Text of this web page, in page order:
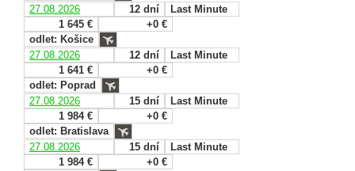
27.08.2026
12 dní
Last Minute
1 645 €
+0 €
odlet: Košice
27.08.2026
12 dní
Last Minute
1 641 €
+0 €
odlet: Poprad
27.08.2026
15 dní
Last Minute
1 984 €
+0 €
odlet: Bratislava
27.08.2026
15 dní
Last Minute
1 984 €
+0 €